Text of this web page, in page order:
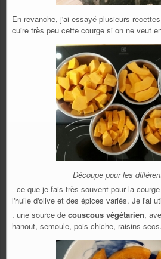
En revanche, j'ai essayé plusieurs
cuire très peu cette courge si on ne veut
Découpe pour les
- ce que je fais très souvent pour la
l'huile d'olive et des épices variés. Je l'ai
. une source de couscous végétarien,
hanout, semoule, pois chiche, raisins secs.